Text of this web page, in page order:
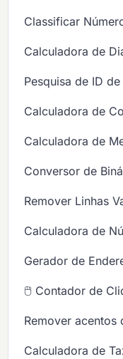
Classificar
Calculadora de
Pesquisa de ID
Calculadora de
Calculadora de
Conversor de
Remover Linhas
Calculadora de
Gerador de
🖱️ Contador de
Remover acentos
Calculadora de